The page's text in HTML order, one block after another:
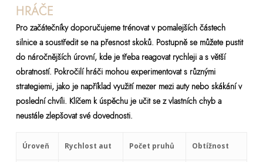
HRÁČE
Pro začátečníky doporučujeme trénovat v pomalejších částech
silnice a soustředit se na přesnost skoků. Postupně se můžete pustit
do náročnějších úrovní, kde je třeba reagovat rychleji a s větší
obratností. Pokročilí hráči mohou experimentovat s různými
strategiemi, jako je například využití mezer mezi auty nebo skákání v
poslední chvíli. Klíčem k úspěchu je učit se z vlastních chyb a
neustále zlepšovat své dovednosti.
Úroveň Rychlost aut Počet pruhů Obtížnost